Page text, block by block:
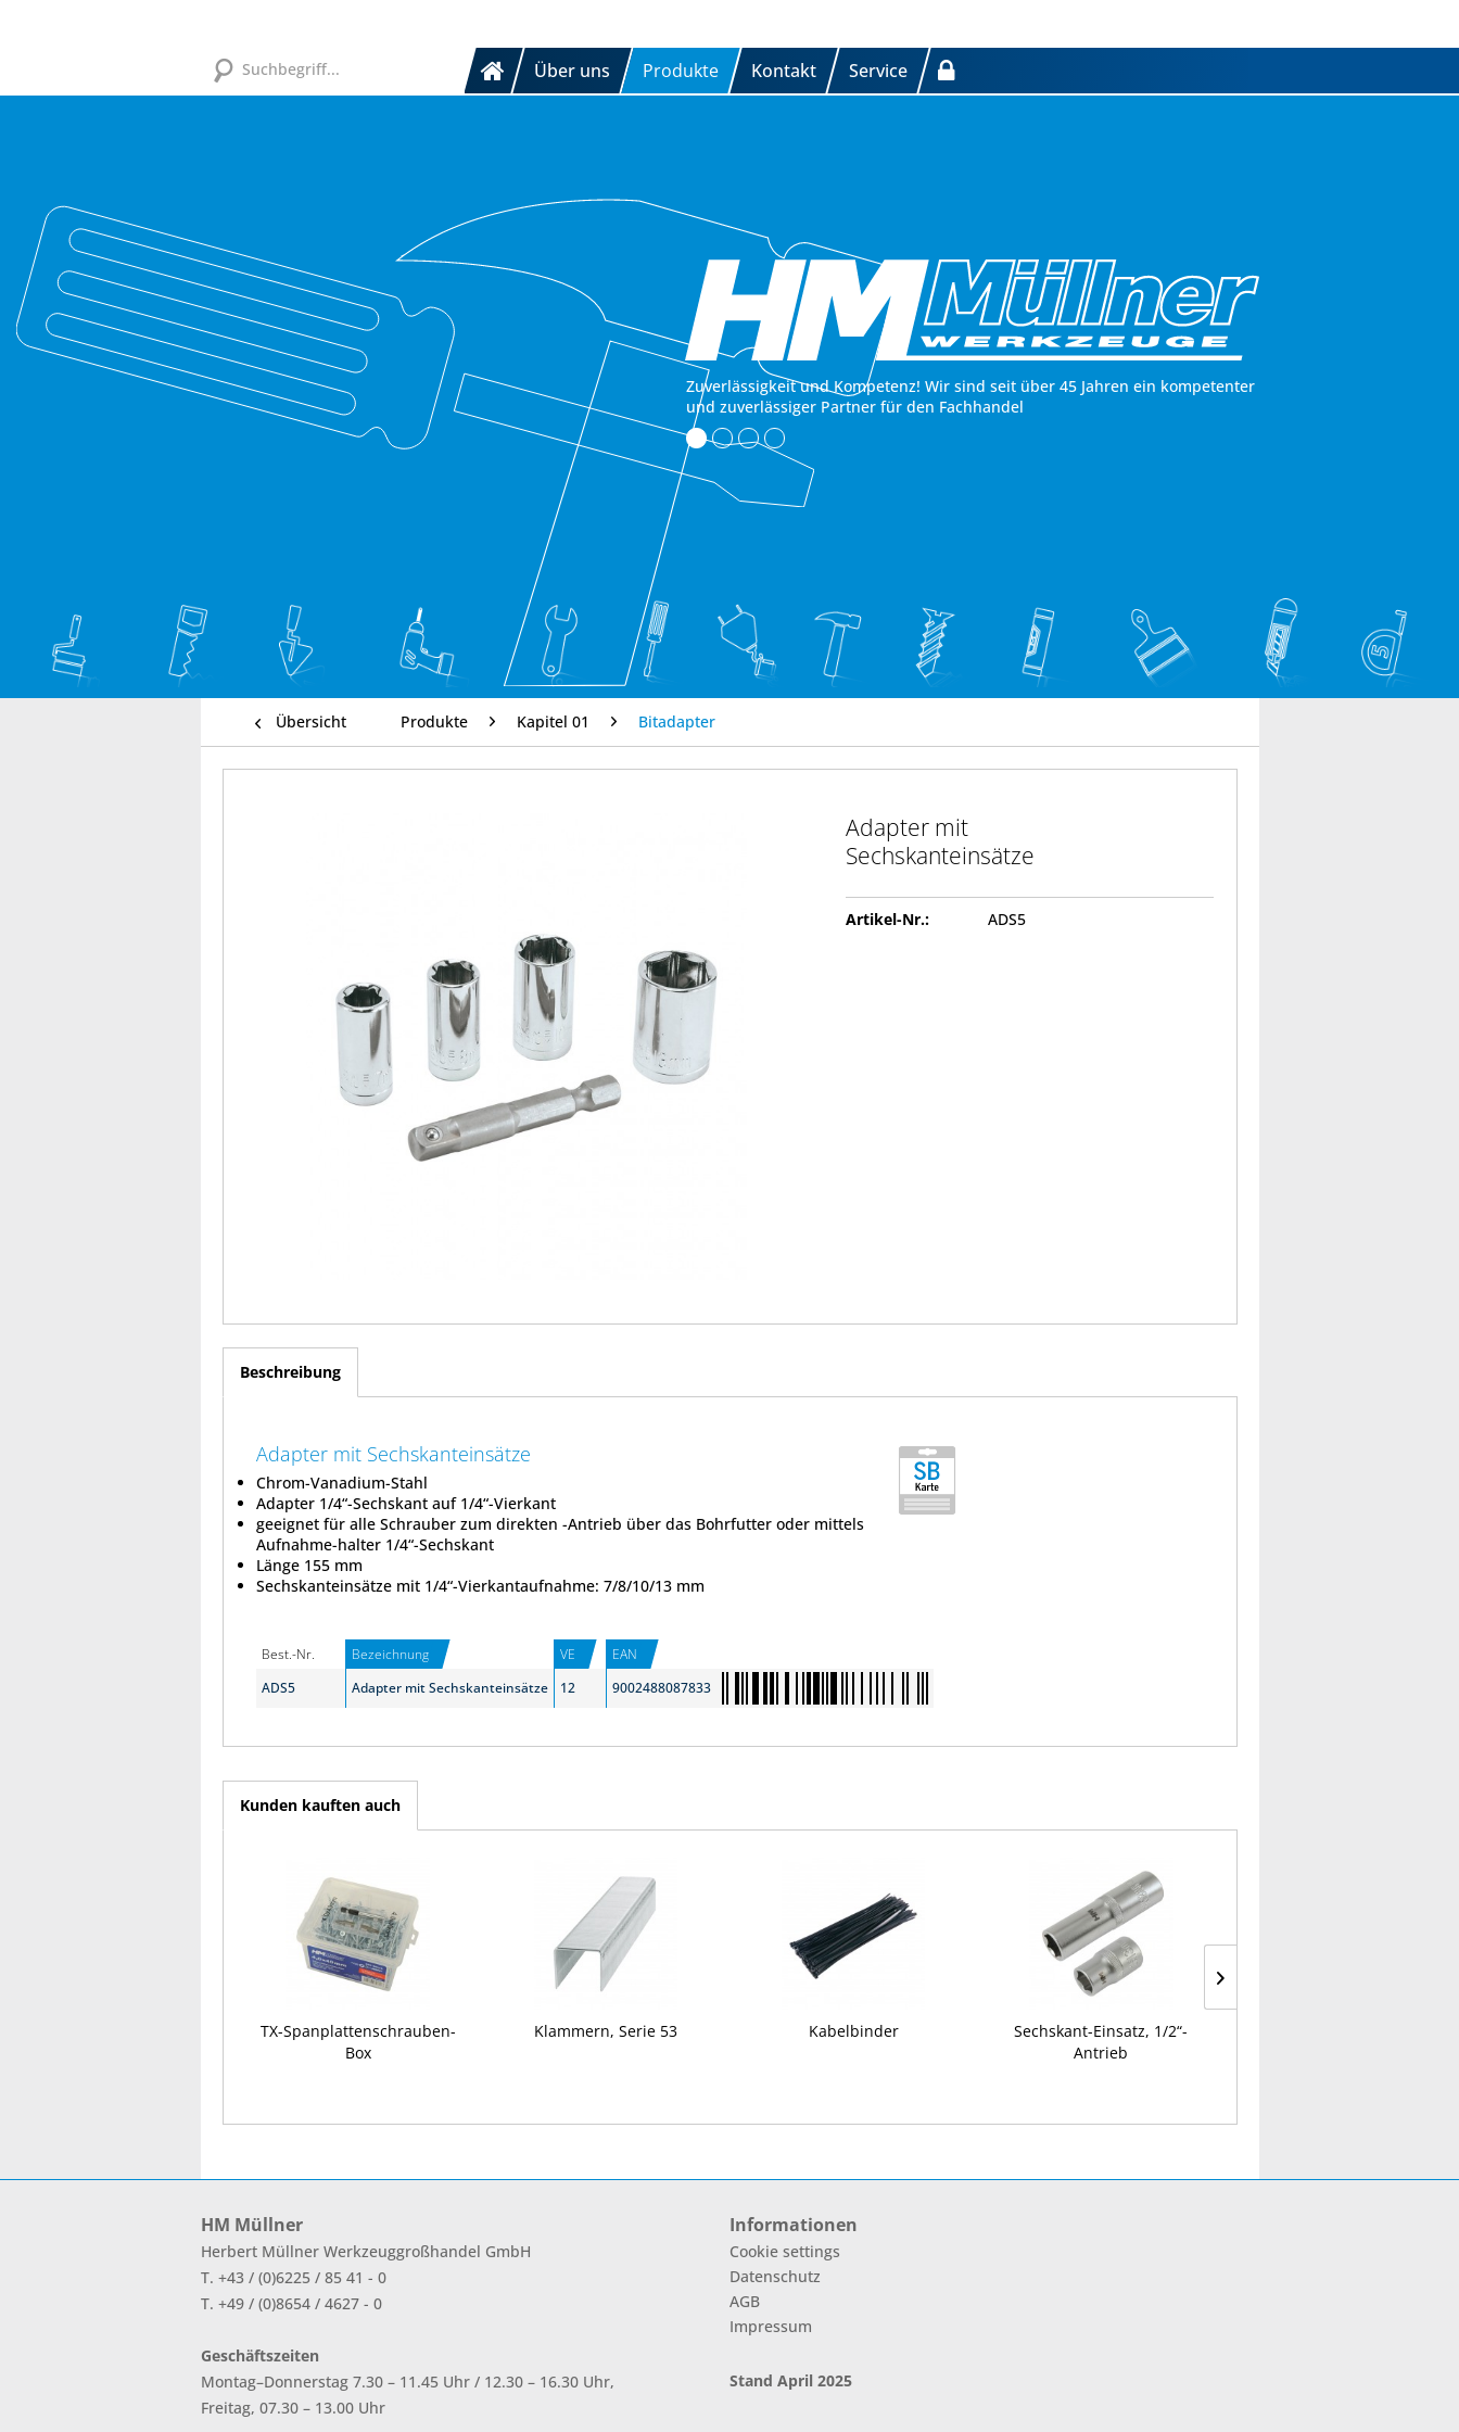
Über uns Produkte Kontakt Service
Zuverlässigkeit und Kompetenz! Wir sind seit über 45 Jahren ein kompetenter
und zuverlässiger Partner für den Fachhandel
Übersicht Produkte Kapitel 01 Bitadapter
Adapter mit
Sechskanteinsätze
Artikel-Nr.: ADS5
Beschreibung
Adapter mit Sechskanteinsätze
Chrom-Vanadium-Stahl
Adapter 1/4“-Sechskant auf 1/4“-Vierkant
geeignet für alle Schrauber zum direkten -Antrieb über das Bohrfutter oder mittels
Aufnahme-halter 1/4“-Sechskant
Länge 155 mm
Sechskanteinsätze mit 1/4“-Vierkantaufnahme: 7/8/10/13 mm
Best.-Nr. Bezeichnung VE
EAN
ADS5
Adapter mit Sechskanteinsätze 12 9002488087833
Kunden kauften auch
TX-Spanplattenschrauben-
Box
Klammern, Serie 53 Kabelbinder
Sechskant-Einsatz, 1/2“-
Antrieb
HM Müllner
Herbert Müllner Werkzeuggroßhandel GmbH
T. +43 / (0)6225 / 85 41 - 0
T. +49 / (0)8654 / 4627 - 0
Geschäftszeiten
Montag–Donnerstag 7.30 – 11.45 Uhr / 12.30 – 16.30 Uhr,
Freitag, 07.30 – 13.00 Uhr
Informationen
Cookie settings
Datenschutz
AGB
Impressum
Stand April 2025